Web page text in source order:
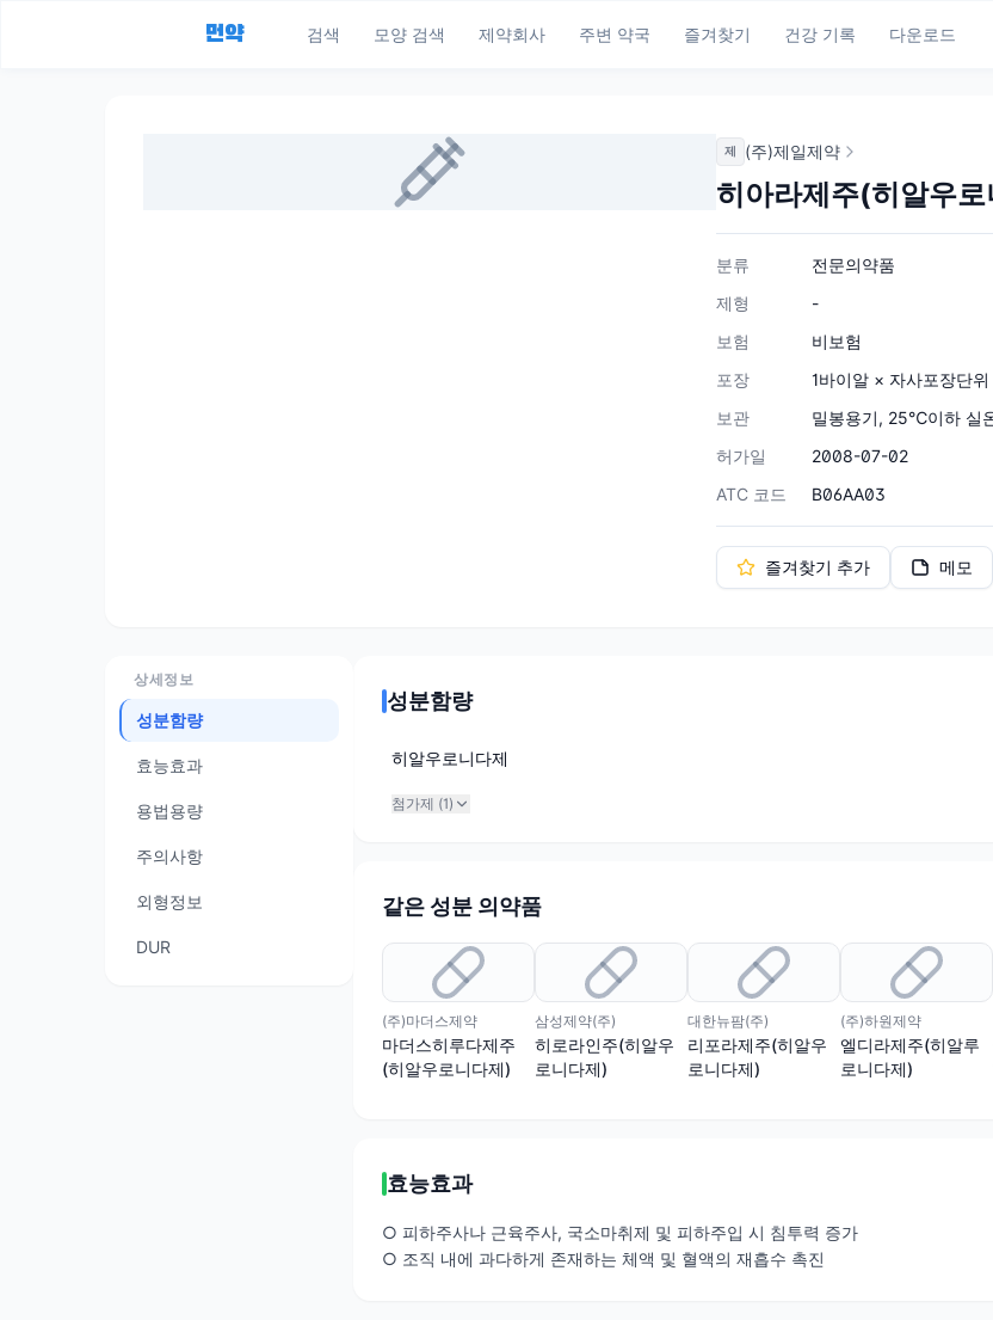
먼약 검색 모양 검색 제약회사 주변 약국 즐겨찾기 건강 기록 다운로드
제 (주)제일제약
히아라제주(히알우
분류
전문의약품
제형
-
보험
비보험
포장
1바이알 × 자사포장단위
보관
밀봉용기, 25℃이하 실
허가일
2008-07-02
ATC 코드
B06AA03
즐겨찾기 추가 메모
상세정보
성분함량
효능효과
용법용량
주의사항
외형정보
DUR
성분함량
히알우로니다제
첨가제 (1)
같은 성분 의약품
(주)마더스제약
마더스히루다제주
(히알우로니다제)
삼성제약(주)
히로라인주(히알우
로니다제)
대한뉴팜(주)
리포라제주(히알우
로니다제)
(주)하원제약
엘디라제주(히알루
로니다제)
효능효과
○ 피하주사나 근육주사, 국소마취제 및 피하주입 시 침투력 증가
○ 조직 내에 과다하게 존재하는 체액 및 혈액의 재흡수 촉진